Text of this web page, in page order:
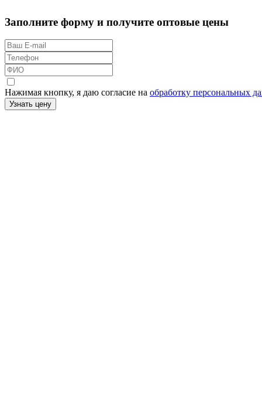
Заполните форму и получите оптовые цены
Нажимая кнопку, я даю согласие на обработку персональных
Узнать цену